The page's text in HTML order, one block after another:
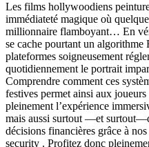
Les films hollywoodiens
immédiat­eté magique où
millionnaire flamboyant… En
se cache pourtant un
plateformes soigneusement
quotidiennement le portrait
Comprendre comment ces
festives permet ainsi aux
pleinement l’expérience
mais aussi surtout —et
décisions financières grâce à
security . Profitez donc